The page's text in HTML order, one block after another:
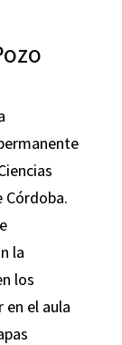
Córdoba.
la
los
en el aula